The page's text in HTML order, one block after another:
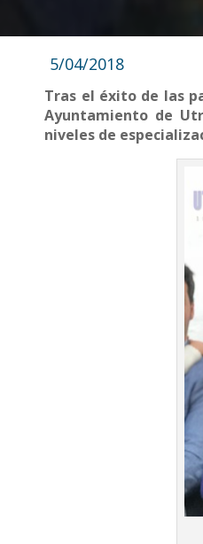
5/04/2018
Tras el éxito de las
Ayuntamiento de
niveles de